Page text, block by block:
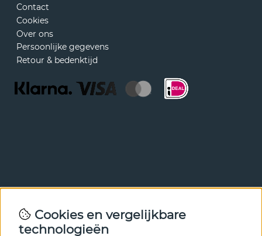
Contact
Cookies
Over ons
Persoonlijke gegevens
Retour & bedenktijd
Met onze nieuwsbrief ben je als eerste op de hoogte van
nieuws en aanbiedingen. Meld je hieronder aan.
Cookies en vergelijkbare
technologieën